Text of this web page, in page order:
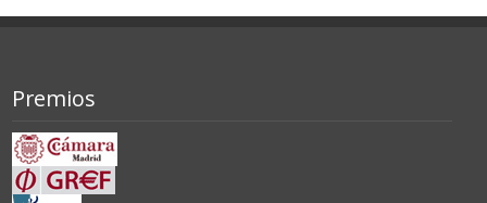
Premios